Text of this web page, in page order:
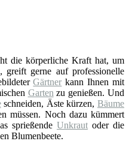
die körperliche Kraft hat, um
greift gerne auf professionelle
Gärtner kann Ihnen mit
Garten zu genießen. Und
schneiden, Äste kürzen,Bäume
müssen. Noch dazu kümmert
sprießende Unkraut oder die
Blumenbeete.